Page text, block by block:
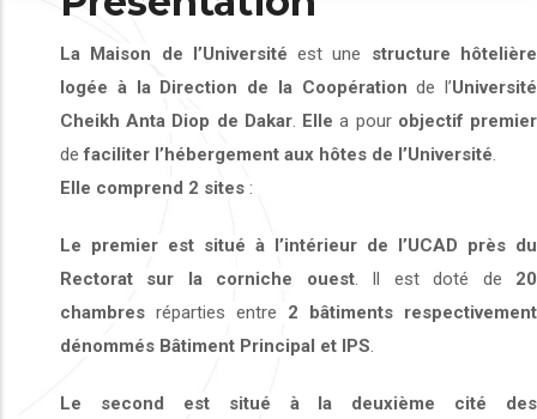
La Maison de l’Université est une structure hôtelière
logée à la Direction de la Coopération de l’Université
Cheikh Anta Diop de Dakar. Elle a pour objectif premier
defaciliter l’hébergement aux hôtes de l’Université.
Elle comprend 2 sites :
Le premier est situé à l’intérieur de l’UCAD près du
Rectorat sur la corniche ouest. Il est doté de 20
chambres réparties entre 2 bâtiments respectivement
dénommés Bâtiment Principal et IPS.
Le second est situé à la deuxième cité des